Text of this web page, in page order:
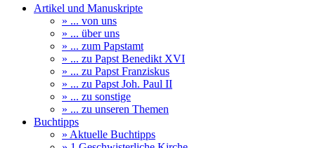
Artikel und Manuskripte
» ... von uns
» ... über uns
» ... zum Papstamt
» ... zu Papst Benedikt XVI
» ... zu Papst Franziskus
» ... zu Papst Joh. Paul II
» ... zu sonstige
» ... zu unseren Themen
Buchtipps
» Aktuelle Buchtipps